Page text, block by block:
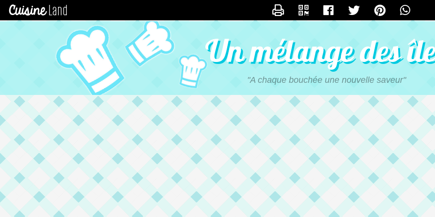
Un mélange des
"A chaque bouchée une nouvelle saveur"
CONTACTER MISKINA